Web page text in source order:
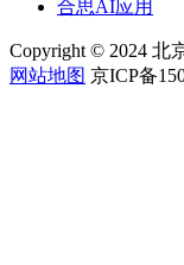
合思AI应用
Copyright © 2024 北
网站地图 京ICP备